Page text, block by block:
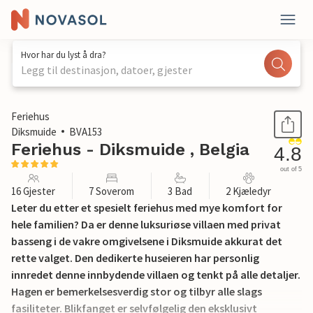
Hvor har du lyst å dra?
Legg til destinasjon, datoer, gjester
1 / 24
Feriehus
Diksmuide
BVA153
Feriehus - Diksmuide , Belgia 4.8
out of 5
16 Gjester 7 Soverom 3 Bad 2 Kjæledyr
Leter du etter et spesielt feriehus med mye komfort for
hele familien? Da er denne luksuriøse villaen med privat
basseng i de vakre omgivelsene i Diksmuide akkurat det
rette valget. Den dedikerte huseieren har personlig
innredet denne innbydende villaen og tenkt på alle detaljer.
Hagen er bemerkelsesverdig stor og tilbyr alle slags
fasiliteter. Blikfanget er selvfølgelig den eksklusivt